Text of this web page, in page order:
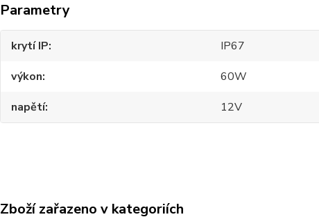
Parametry
krytí IP
IP67
výkon
60W
napětí
12V
Zboží zařazeno v kategoriích